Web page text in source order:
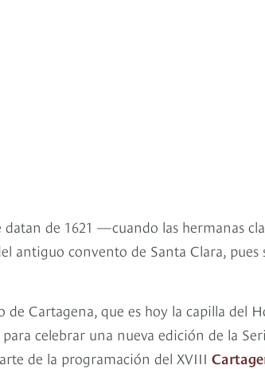
datan de 1621 —cuando las hermanas
antiguo convento de Santa Clara,
Cartagena, que es hoy la capilla del
celebrar una nueva edición de la
de la programación del XVIII